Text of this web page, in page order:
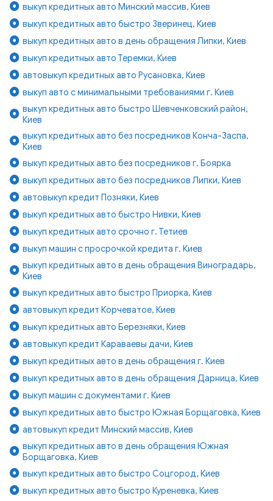
выкуп кредитных авто Минский массив, Киев
выкуп кредитных авто быстро Зверинец, Киев
выкуп кредитных авто в день обращения Липки, Киев
выкуп кредитных авто Теремки, Киев
автовыкуп кредитных авто Русановка, Киев
выкуп авто с минимальными требованиями г. Киев
выкуп кредитных авто быстро Шевченковский район,
Киев
выкуп кредитных авто без посредников Конча-Заспа,
Киев
выкуп кредитных авто без посредников г. Боярка
выкуп кредитных авто без посредников Липки, Киев
автовыкуп кредит Позняки, Киев
выкуп кредитных авто быстро Нивки, Киев
выкуп кредитных авто срочно г. Тетиев
выкуп машин с просрочкой кредита г. Киев
выкуп кредитных авто в день обращения Виноградарь,
Киев
выкуп кредитных авто быстро Приорка, Киев
автовыкуп кредит Корчеватое, Киев
выкуп кредитных авто Березняки, Киев
автовыкуп кредит Караваевы дачи, Киев
выкуп кредитных авто в день обращения г. Киев
выкуп кредитных авто в день обращения Дарница, Киев
выкуп машин с документами г. Киев
выкуп кредитных авто быстро Южная Борщаговка, Киев
автовыкуп кредит Минский массив, Киев
выкуп кредитных авто в день обращения Южная
Борщаговка, Киев
выкуп кредитных авто быстро Соцгород, Киев
выкуп кредитных авто быстро Куреневка, Киев